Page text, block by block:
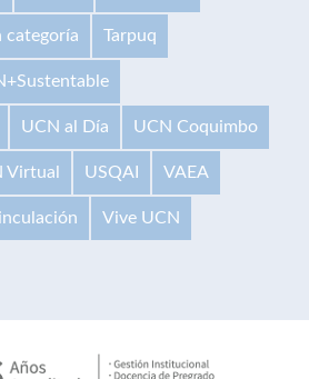
categoría Tarpuq
UCN al Día UCN Coquimbo
Virtual USQAI VAEA
Vive UCN